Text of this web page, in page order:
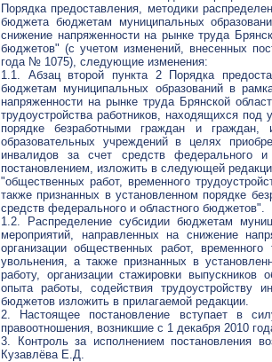
Порядка предоставления, методики
бюджета бюджетам муниципальных
снижение напряженности на рынке труда
бюджетов" (с учетом изменений, внесенных
года № 1075), следующие изменения:
1.1. Абзац второй пункта 2 Порядка
бюджетам муниципальных образований в
напряженности на рынке труда Брянской
трудоустройства работников, находящихся под
порядке безработными граждан и граждан,
образовательных учреждений в целях
инвалидов за счет средств федерального
постановлением, изложить в следующей
"общественных работ, временного
также признанных в установленном порядке
средств федерального и областного бюджетов".
1.2. Распределение субсидии бюджетам
мероприятий, направленных на снижение
организации общественных работ,
увольнения, а также признанных в
работу, организации стажировки
опыта работы, содействия трудоустройству
бюджетов изложить в прилагаемой редакции.
2. Настоящее постановление вступает в
правоотношения, возникшие с 1 декабря 2010
3. Контроль за исполнением постановления
Кузавлёва Е.Д.